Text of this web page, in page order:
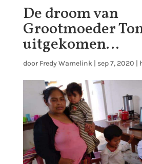
De droom van
Grootmoeder
uitgekomen…
door Fredy Wamelink| sep 7, 2020 |